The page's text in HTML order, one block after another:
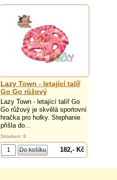
Lazy Town - letající talíř
Go Go růžový
Lazy Town - letající talíř Go
Go růžový je skvělá sportovní
hračka pro holky. Stephanie
přišla do...
Skladem: 8
182,- Kč